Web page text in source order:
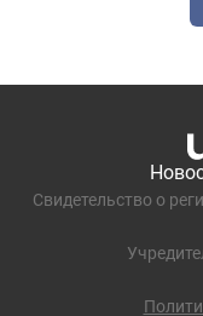
Свидетельство о